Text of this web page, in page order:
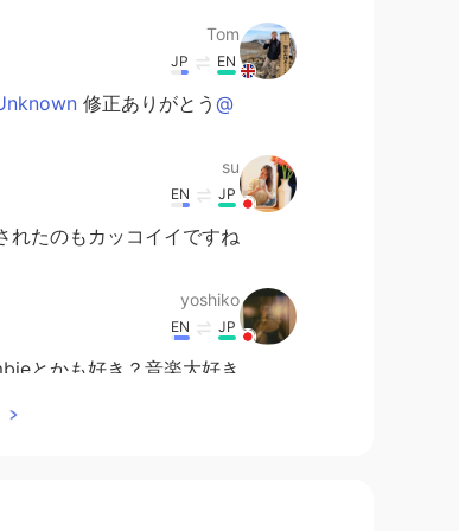
Tom
EN
JP
@Unknown
修正ありがとう！
su
JP
EN
たのもカッコイイですね😊
yoshiko
JP
EN
とかも好き？音楽大好き😊